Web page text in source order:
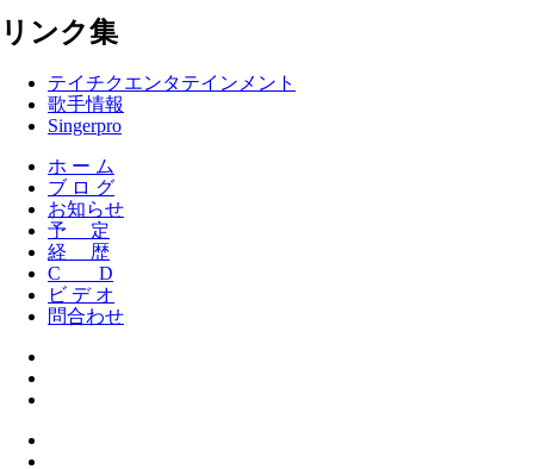
リンク集
テイチクエンタテインメント
歌手情報
Singerpro
ホ ー ム
ブ ロ グ
お知らせ
予 定
経 歴
C D
ビ デ オ
問合わせ